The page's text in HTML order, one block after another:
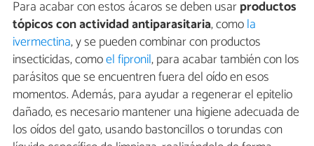
Para acabar con estos ácaros se deben usarproductos
tópicos con actividad antiparasitaria, comola
ivermectina, y se pueden combinar con productos
insecticidas, comoel fipronil, para acabar también con los
parásitos que se encuentren fuera del oído en esos
momentos. Además, para ayudar a regenerar el epitelio
dañado, es necesario mantener una higiene adecuada de
los oídos del gato, usando bastoncillos o torundas con